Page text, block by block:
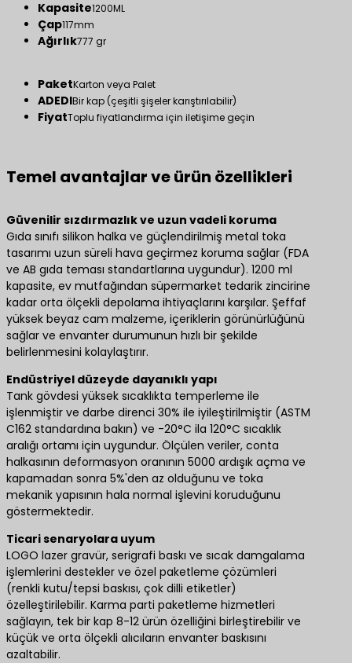
Kapasite1200ML
Çap117mm
Ağırlık777 gr
PaketKarton veya Palet
ADEDIBir kap (çeşitli şişeler karıştırılabilir)
FiyatToplu fiyatlandırma için iletişime geçin
Temel avantajlar ve ürün özellikleri
​Güvenilir sızdırmazlık ve uzun vadeli koruma​
Gıda sınıfı silikon halka ve güçlendirilmiş metal toka
tasarımı uzun süreli hava geçirmez koruma sağlar (FDA
ve AB gıda teması standartlarına uygundur). 1200 ml
kapasite, ev mutfağından süpermarket tedarik zincirine
kadar orta ölçekli depolama ihtiyaçlarını karşılar. Şeffaf
yüksek beyaz cam malzeme, içeriklerin görünürlüğünü
sağlar ve envanter durumunun hızlı bir şekilde
belirlenmesini kolaylaştırır.
Endüstriyel düzeyde dayanıklı yapı
Tank gövdesi yüksek sıcaklıkta temperleme ile
işlenmiştir ve darbe direnci 30% ile iyileştirilmiştir (ASTM
C162 standardına bakın) ve -20°C ila 120°C sıcaklık
aralığı ortamı için uygundur. Ölçülen veriler, conta
halkasının deformasyon oranının 5000 ardışık açma ve
kapamadan sonra 5%'den az olduğunu ve toka
mekanik yapısının hala normal işlevini koruduğunu
göstermektedir.
Ticari senaryolara uyum
LOGO lazer gravür, serigrafi baskı ve sıcak damgalama
işlemlerini destekler ve özel paketleme çözümleri
(renkli kutu/tepsi baskısı, çok dilli etiketler)
özelleştirilebilir. Karma parti paketleme hizmetleri
sağlayın, tek bir kap 8-12 ürün özelliğini birleştirebilir ve
küçük ve orta ölçekli alıcıların envanter baskısını
azaltabilir.